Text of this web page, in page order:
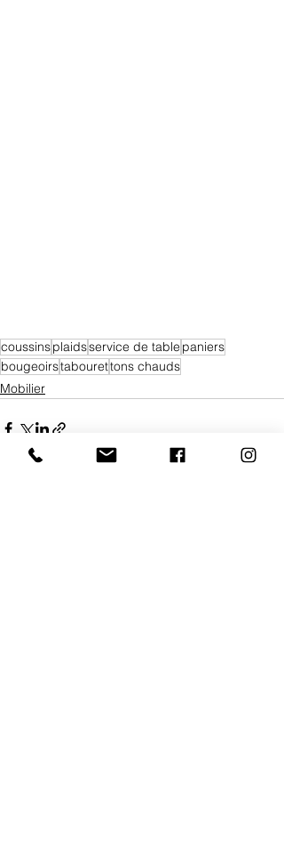
coussinsplaidsservice de table paniers
bougeoirstabourettons chauds
Mobilier